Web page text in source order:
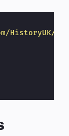
HistoryUK/